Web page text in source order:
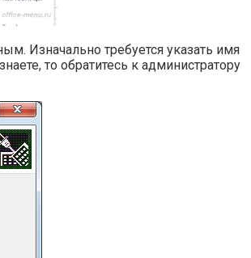
Изначально требуется указать имя
то обратитесь к администратору